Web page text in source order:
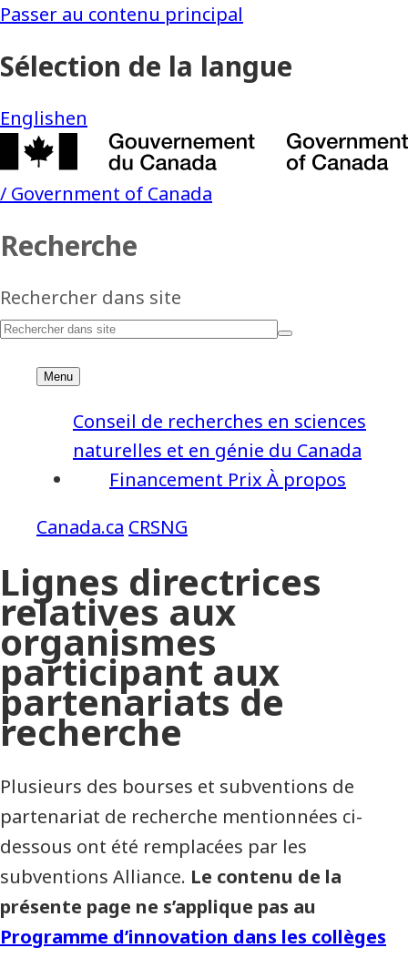
CRSNG
Financement Prix À propos
Conseil de recherches en sciences
naturelles et en génie du Canada
Lignes directrices
relatives aux
organismes
participant aux
partenariats de
recherche
Plusieurs des bourses et subventions de
partenariat de recherche mentionnées ci-
dessous ont été remplacées par les
subventions Alliance. Le contenu de la
présente page ne s’applique pas au
Programme d’innovation dans les collèges